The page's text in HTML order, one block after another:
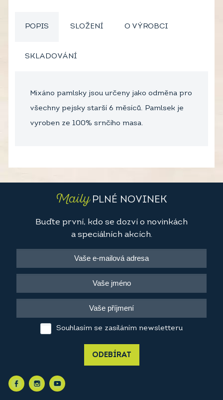
POPIS SLOŽENÍ O VÝROBCI
SKLADOVÁNÍ
Mixáno pamlsky jsou určeny jako odměna pro
všechny pejsky starší 6 měsíců. Pamlsek je
vyroben ze 100% srnčího masa.
MailyPLNÉ NOVINEK
Buďte první, kdo se dozví o novinkách
a speciálních akcích.
Souhlasím se zasíláním newsletteru
ODEBÍRAT